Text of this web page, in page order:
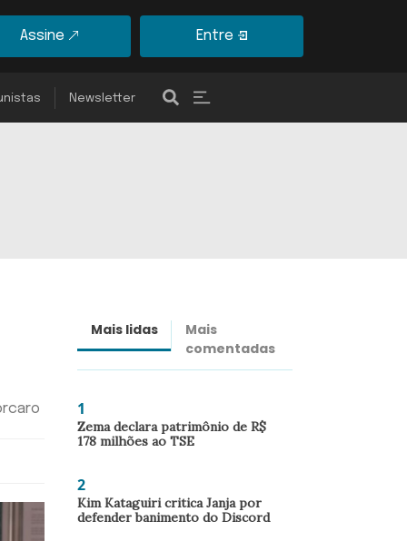
Assine Entre
Newsletter
Mais lidas
Mais
comentadas
1
Zema declara patrimônio de R$
178 milhões ao TSE
2
Kim Kataguiri critica Janja por
defender banimento do Discord